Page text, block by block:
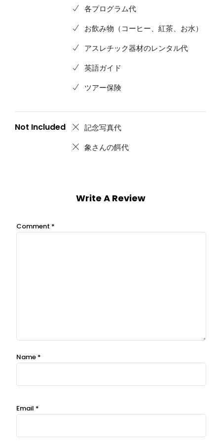
各プログラム代
お飲み物（コーヒー、紅茶、お水）
アスレチック器材のレンタル代
英語ガイド
ツアー保険
Not Included 記念写真代
象さんの餌代
Write A Review
Comment *
Name *
Email *